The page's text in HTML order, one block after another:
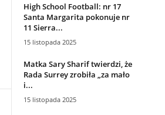
High School Football: nr 17
Santa Margarita pokonuje nr
11 Sierra...
15 listopada 2025
Matka Sary Sharif twierdzi, że
Rada Surrey zrobiła „za mało
i...
15 listopada 2025